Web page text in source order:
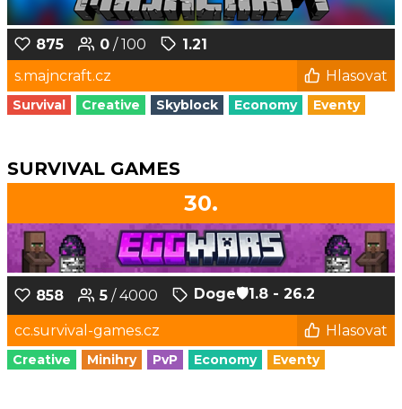
875 0 / 100
1.21
s.majncraft.cz
Hlasovat
Survival Creative Skyblock Economy Eventy
SURVIVAL GAMES
30.
858 5 / 4000 Doge‎🛡️1.8 - 26.2
cc.survival-games.cz Hlasovat
Creative Minihry PvP Economy Eventy